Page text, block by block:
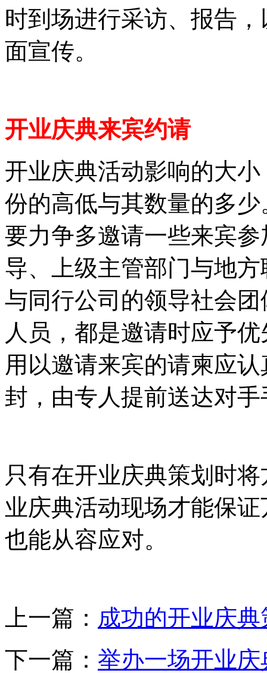
时到场进行采访、报告
面宣传。
开业庆典来宾约请
开业庆典活动影响的大
份的高低与其数量的多
要力争多邀请一些来宾
导、上级主管部门与地
与同行公司的领导社会
人员，都是邀请时应予
用以邀请来宾的请柬应
封，由专人提前送达对
只有在开业庆典策划时
业庆典活动现场才能保
也能从容应对。
上一篇： 成功的开业庆
下一篇： 举办一场开业